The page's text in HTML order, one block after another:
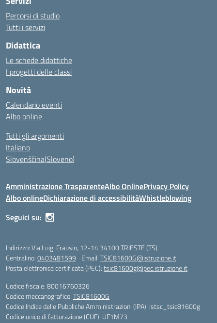
Percorsi di studio
Tutti i servizi
Didattica
Le schede didattiche
I progetti delle classi
Novità
Calendario eventi
Albo online
Tutti gli argomenti
Italiano
Slovenščina(Sloveno)
Amministrazione TrasparenteAlbo OnlinePrivacy Policy
Albo onlineDichiarazione di accessibilitàWhistleblowing
Seguici su:
Indirizzo:Via Luigi Frausin, 12-14 34100 TRIESTE (TS)
Centralino:0403481599 Email:TSIC81600G@istruzione.it
Posta elettronica certificata (PEC):tsic81600g@pec.istruzione.it
Codice fiscale: 80016760326
Codice meccanografico:TSIC81600G
Codice Indice delle Pubbliche Amministrazioni (IPA): istsc_tsic81600g
Codice unico di fatturazione (CUF): UF1M73